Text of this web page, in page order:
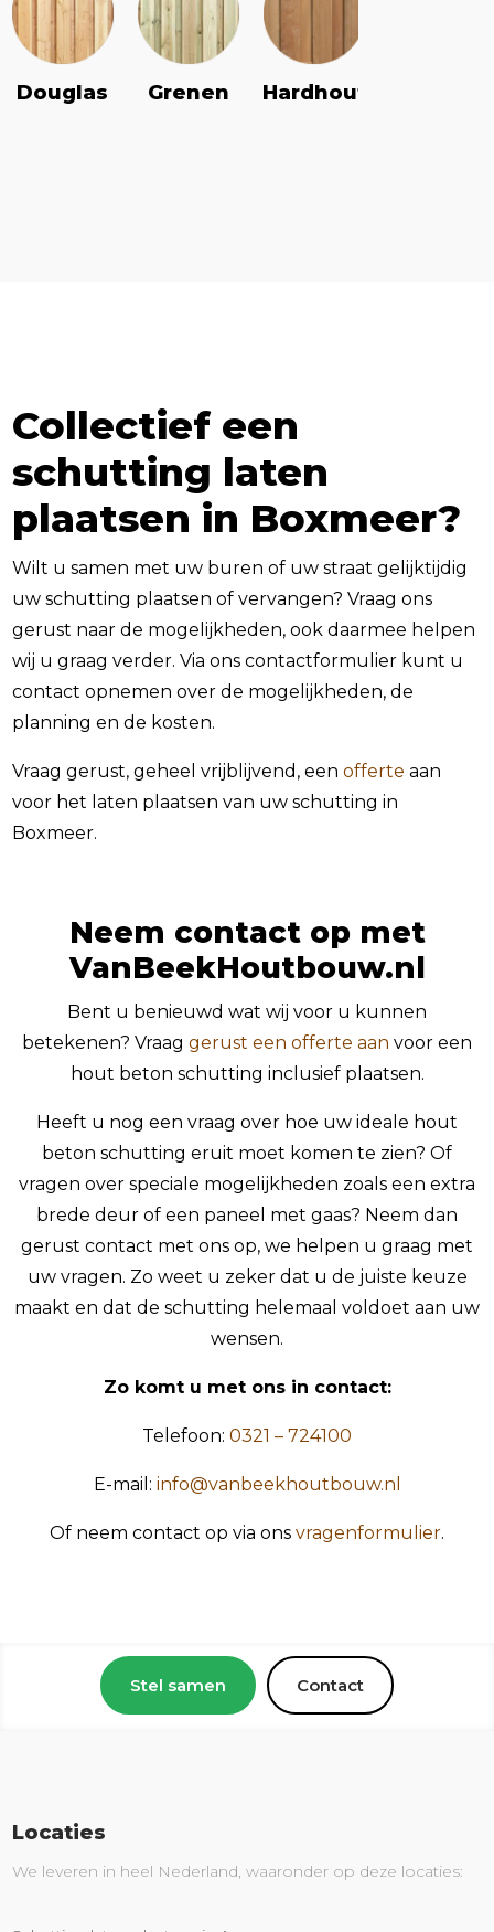
Douglas Grenen Hardhout
Collectief een
schutting laten
plaatsen in Boxmeer?
Wilt u samen met uw buren of uw straat gelijktijdig
uw schutting plaatsen of vervangen? Vraag ons
gerust naar de mogelijkheden, ook daarmee helpen
wij u graag verder. Via ons contactformulier kunt u
contact opnemen over de mogelijkheden, de
planning en de kosten.
Vraag gerust, geheel vrijblijvend, eenofferte aan
voor het laten plaatsen van uw schutting in
Boxmeer.
Neem contact op met
VanBeekHoutbouw.nl
Bent u benieuwd wat wij voor u kunnen
betekenen? Vraag gerust een offerte aan voor een
hout beton schutting inclusief plaatsen.
Heeft u nog een vraag over hoe uw ideale hout
beton schutting eruit moet komen te zien? Of
vragen over speciale mogelijkheden zoals een extra
brede deur of een paneel met gaas? Neem dan
gerust contact met ons op, we helpen u graag met
uw vragen. Zo weet u zeker dat u de juiste keuze
maakt en dat de schutting helemaal voldoet aan uw
wensen.
Zo komt u met ons in contact:
Telefoon: 0321 – 724100
E-mail: info@vanbeekhoutbouw.nl
Of neem contact op via ons vragenformulier.
Stel samen Contact
Locaties
We leveren in heel Nederland, waaronder op deze locaties: